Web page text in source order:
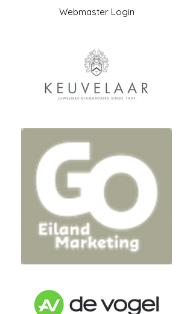
Webmaster Login